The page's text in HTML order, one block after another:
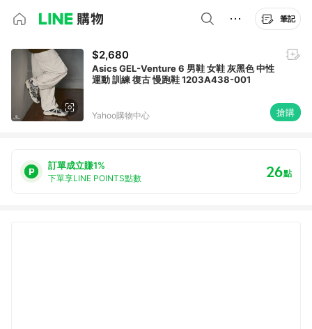
筆記
$2,680
Asics GEL-Venture 6 男鞋 女鞋 灰黑色 中性
運動 訓練 復古 慢跑鞋 1203A438-001
Yahoo購物中心 搶購
訂單成立賺1%
下單享LINE POINTS點數 26點